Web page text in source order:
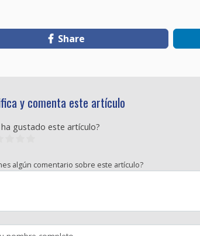
Share
y comenta este artículo
ha gustado este artículo?
algún comentario sobre este artículo?